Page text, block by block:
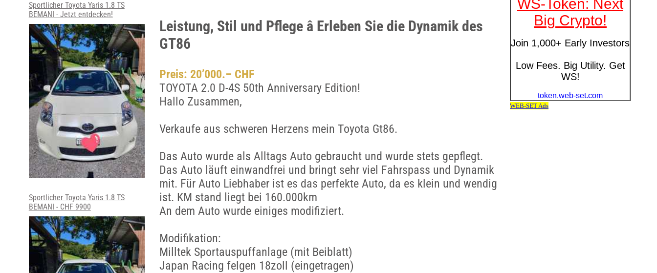
Leistung, Stil und Pflege â Erleben Sie die Dynamik des
GT86
Preis: 20’000.– CHF
TOYOTA 2.0 D-4S 50th Anniversary Edition!
Hallo Zusammen,
Verkaufe aus schweren Herzens mein Toyota Gt86.
Das Auto wurde als Alltags Auto gebraucht und wurde stets gepflegt.
Das Auto läuft einwandfrei und bringt sehr viel Fahrspass und Dynamik
mit. Für Auto Liebhaber ist es das perfekte Auto, da es klein und wendig
ist. KM stand liegt bei 160.000km
An dem Auto wurde einiges modifiziert.
Modifikation:
Milltek Sportauspuffanlage (mit Beiblatt)
Japan Racing felgen 18zoll (eingetragen)
Sportlicher Toyota Yaris 1.8 TS
BEMANI - Jetzt entdecken!
Sportlicher Toyota Yaris 1.8 TS
BEMANI - CHF 9900